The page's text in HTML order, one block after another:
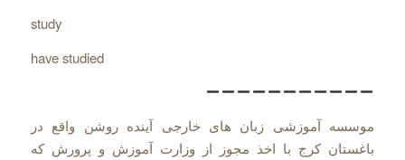
study
have studied
موسسه آموزشی زبان های خارجی آینده روشن واقع در
باغستان کرج با اخذ مجوز از وزارت آموزش و پرورش که